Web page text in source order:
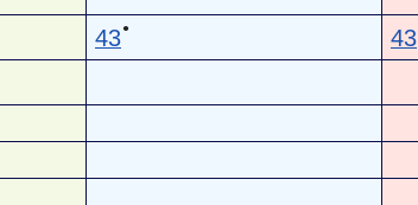
43● 43